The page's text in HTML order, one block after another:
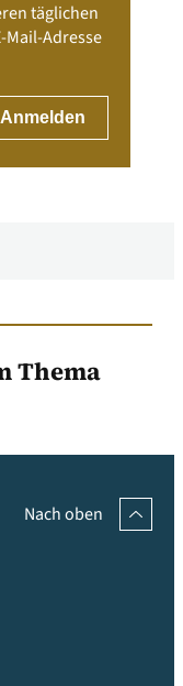
täglichen
Mail-Adresse
Thema
Nach oben